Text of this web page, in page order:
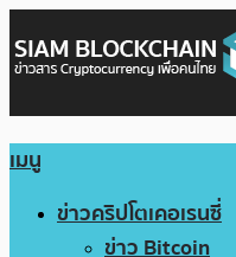
เมนู
ข่าวคริปโตเคอเรนซี่
ข่าว Bitcoin